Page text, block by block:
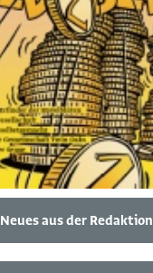
Neues aus der Redaktion